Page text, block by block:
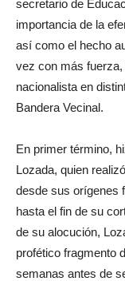
secretario de
importancia de la
así como el hecho
vez con más
nacionalista en
Bandera Vecinal.
En primer término,
Lozada, quien
desde sus orígenes
hasta el fin de su
de su alocución,
profético fragmento
semanas antes de